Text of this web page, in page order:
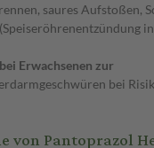
saures
Erwachsenen zur
bei
von Pantoprazol